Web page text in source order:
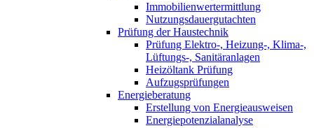
Immobilienwertermittlung
Nutzungsdauergutachten
Prüfung der Haustechnik
Prüfung Elektro-, Heizung-, Klima-,
Lüftungs-, Sanitäranlagen
Heizöltank Prüfung
Aufzugsprüfungen
Energieberatung
Erstellung von Energieausweisen
Energiepotenzialanalyse